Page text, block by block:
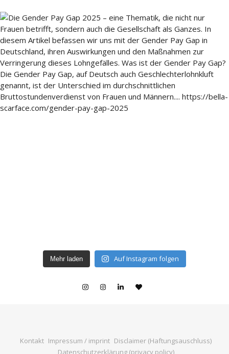
Mehr laden Auf Instagram folgen
Kontakt Impressum / imprint Disclaimer (Haftungsauschluss)
Datenschutzerklärung (privacy policy)